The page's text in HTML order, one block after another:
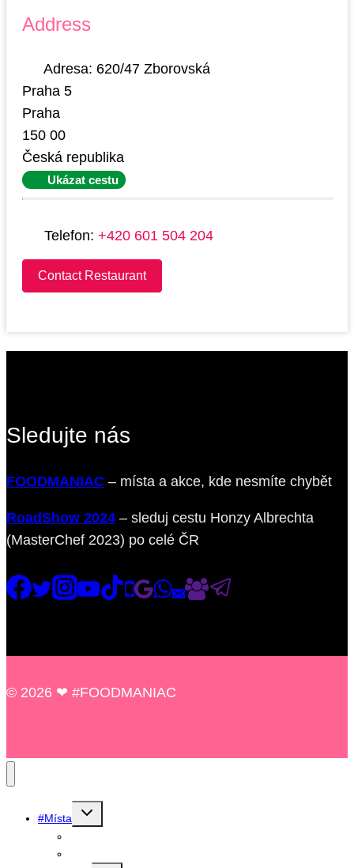
Address
Adresa: 620/47 Zborovská
Praha 5
Praha
150 00
Česká republika
Ukázat cestu
Telefon: +420 601 504 204
Contact Restaurant
Sledujte nás
FOODMANIAC – místa a akce, kde nesmíte chybět
RoadShow 2024 – sleduj cestu Honzy Albrechta
(MasterChef 2023) po celé ČR
© 2026 ❤ #FOODMANIAC
#Místa
Toggle